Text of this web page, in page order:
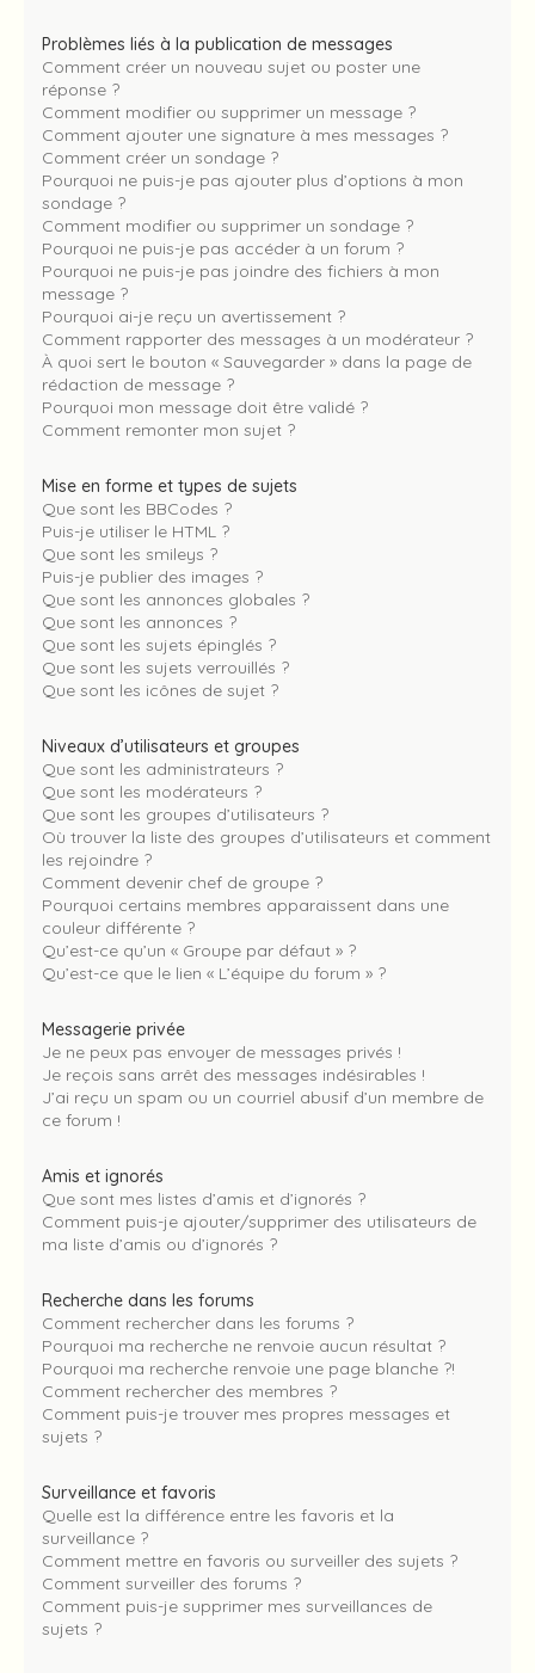
Problèmes liés à la publication de messages
Comment créer un nouveau sujet ou poster une
réponse ?
Comment modifier ou supprimer un message ?
Comment ajouter une signature à mes messages ?
Comment créer un sondage ?
Pourquoi ne puis-je pas ajouter plus d’options à mon
sondage ?
Comment modifier ou supprimer un sondage ?
Pourquoi ne puis-je pas accéder à un forum ?
Pourquoi ne puis-je pas joindre des fichiers à mon
message ?
Pourquoi ai-je reçu un avertissement ?
Comment rapporter des messages à un modérateur ?
À quoi sert le bouton « Sauvegarder » dans la page de
rédaction de message ?
Pourquoi mon message doit être validé ?
Comment remonter mon sujet ?
Mise en forme et types de sujets
Que sont les BBCodes ?
Puis-je utiliser le HTML ?
Que sont les smileys ?
Puis-je publier des images ?
Que sont les annonces globales ?
Que sont les annonces ?
Que sont les sujets épinglés ?
Que sont les sujets verrouillés ?
Que sont les icônes de sujet ?
Niveaux d’utilisateurs et groupes
Que sont les administrateurs ?
Que sont les modérateurs ?
Que sont les groupes d’utilisateurs ?
Où trouver la liste des groupes d’utilisateurs et comment
les rejoindre ?
Comment devenir chef de groupe ?
Pourquoi certains membres apparaissent dans une
couleur différente ?
Qu’est-ce qu’un « Groupe par défaut » ?
Qu’est-ce que le lien « L’équipe du forum » ?
Messagerie privée
Je ne peux pas envoyer de messages privés !
Je reçois sans arrêt des messages indésirables !
J’ai reçu un spam ou un courriel abusif d’un membre de
ce forum !
Amis et ignorés
Que sont mes listes d’amis et d’ignorés ?
Comment puis-je ajouter/supprimer des utilisateurs de
ma liste d’amis ou d’ignorés ?
Recherche dans les forums
Comment rechercher dans les forums ?
Pourquoi ma recherche ne renvoie aucun résultat ?
Pourquoi ma recherche renvoie une page blanche ?!
Comment rechercher des membres ?
Comment puis-je trouver mes propres messages et
sujets ?
Surveillance et favoris
Quelle est la différence entre les favoris et la
surveillance ?
Comment mettre en favoris ou surveiller des sujets ?
Comment surveiller des forums ?
Comment puis-je supprimer mes surveillances de
sujets ?